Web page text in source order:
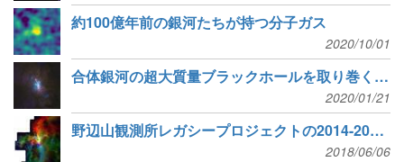
約100億年前の銀河たちが持つ分子ガス
2020/10/01
合体銀河の超大質量ブラックホールを取り巻くガス
2020/01/21
野辺山観測所レガシープロジェクトの2014-2017期のデータリリース
2018/06/06